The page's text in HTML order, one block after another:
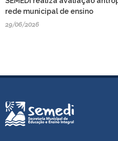
rede municipal de ensino
29/06/2026